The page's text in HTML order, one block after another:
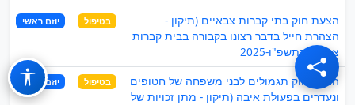
הצעת חוק בתי קברות צבאיים (תיקון -
הצהרת חייל בדבר רצונו בקבורה בבית קברות
צבאי), התשפ"ו-2025
בטיפול יוזם ראשי
הצעת חוק תגמולים לבני משפחה של חטופים
ונעדרים בפעולת איבה (תיקון - מתן זכויות של
בטיפול יוזם ראשי